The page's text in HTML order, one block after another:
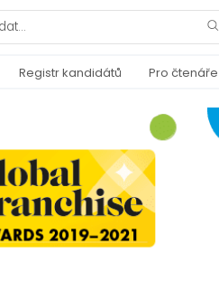
Registr kandidátů Pro čtenáře